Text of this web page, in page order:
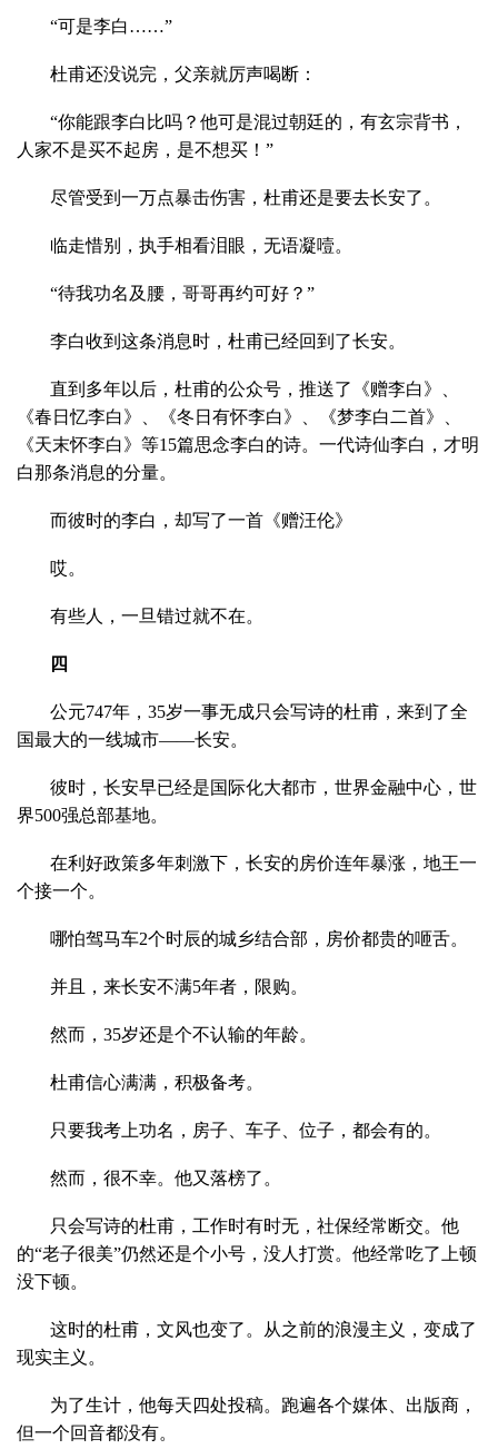
“可是李白……”
杜甫还没说完，父亲就厉声喝断：
“你能跟李白比吗？他可是混过朝廷的，有玄宗背书，
人家不是买不起房，是不想买！”
尽管受到一万点暴击伤害，杜甫还是要去长安了。
临走惜别，执手相看泪眼，无语凝噎。
“待我功名及腰，哥哥再约可好？”
李白收到这条消息时，杜甫已经回到了长安。
直到多年以后，杜甫的公众号，推送了《赠李白》、
《春日忆李白》、《冬日有怀李白》、《梦李白二首》、
《天末怀李白》等15篇思念李白的诗。一代诗仙李白，才明
白那条消息的分量。
而彼时的李白，却写了一首《赠汪伦》
哎。
有些人，一旦错过就不在。
四
公元747年，35岁一事无成只会写诗的杜甫，来到了全
国最大的一线城市——长安。
彼时，长安早已经是国际化大都市，世界金融中心，世
界500强总部基地。
在利好政策多年刺激下，长安的房价连年暴涨，地王一
个接一个。
哪怕驾马车2个时辰的城乡结合部，房价都贵的咂舌。
并且，来长安不满5年者，限购。
然而，35岁还是个不认输的年龄。
杜甫信心满满，积极备考。
只要我考上功名，房子、车子、位子，都会有的。
然而，很不幸。他又落榜了。
只会写诗的杜甫，工作时有时无，社保经常断交。他
的“老子很美”仍然还是个小号，没人打赏。他经常吃了上顿
没下顿。
这时的杜甫，文风也变了。从之前的浪漫主义，变成了
现实主义。
为了生计，他每天四处投稿。跑遍各个媒体、出版商，
但一个回音都没有。